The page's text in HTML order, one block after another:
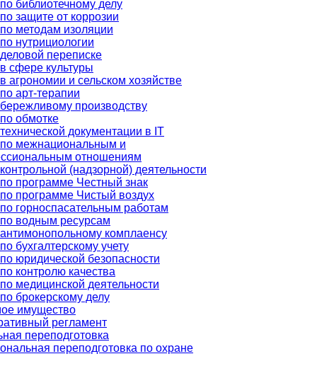
библиотечному делу
защите от коррозии
методам изоляции
нутрициологии
переписке
сфере культуры
агрономии и сельском хозяйстве
арт-терапии
производству
обмотке
документации в IT
межнациональным и
отношениям
(надзорной) деятельности
программе Честный знак
программе Чистый воздух
горноспасательным работам
водным ресурсам
комплаенсу
бухгалтерскому учету
юридической безопасности
контролю качества
медицинской деятельности
брокерскому делу
имущество
регламент
переподготовка
переподготовка по охране